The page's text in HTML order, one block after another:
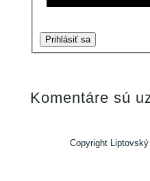
Prihlásiť sa
Komentáre sú
Copyright